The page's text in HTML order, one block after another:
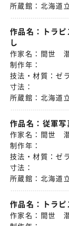
所蔵館： 北海道
作品名： トラ
し
作家名： 間世
制作年：
技法・材質：ゼ
寸法：
所蔵館： 北海道
作品名： 従軍
作家名： 間世
制作年：
技法・材質：ゼ
寸法：
所蔵館： 北海道
作品名： トラ
作家名： 間世